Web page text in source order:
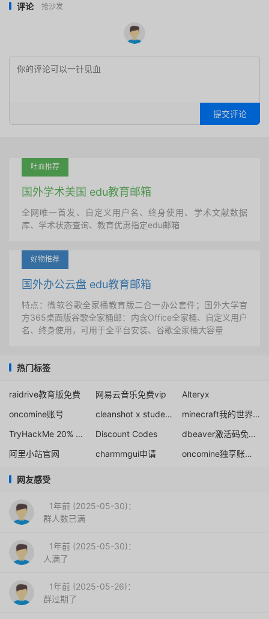
评论 抢沙发
提交评论
吐血推荐
国外学术美国 edu教育邮箱
全网唯一首发、自定义用户名、终身使用、学术文献数据
库、学术状态查询、教育优惠指定edu邮箱
好物推荐
国外办公云盘 edu教育邮箱
特点：微软谷歌全家桶教育版二合一办公套件；国外大学官
方365桌面版谷歌全家桶邮：内含Office全家桶、自定义用户
名、终身使用，可用于全平台安装、谷歌全家桶大容量
热门标签
raidrive教育版免费 网易云音乐免费vip
Alteryx
oncomine账号
cleanshot x student discount
minecraft我的世界教育版
TryHackMe 20% Student Discount
Discount Codes
dbeaver激活码免费申请
阿里小站官网
charmmgui申请 oncomine独享账号购买获取
网友感受
1年前 (2025-05-30)：
群人数已满
1年前 (2025-05-30)：
人满了
1年前 (2025-05-26)：
群过期了